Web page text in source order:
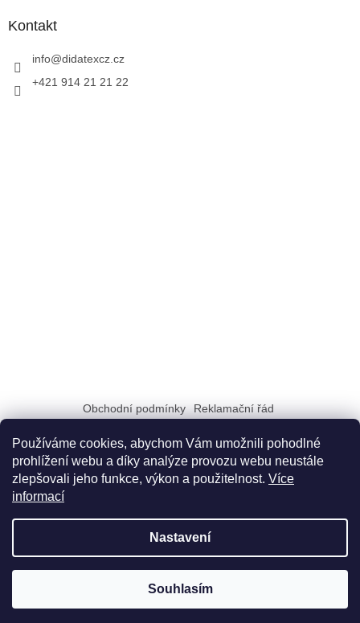
Používáme cookies, abychom Vám umožnili pohodlné
prohlížení webu a díky analýze provozu webu neustále
zlepšovali jeho funkce, výkon a použitelnost. Více
informací
Nastavení
Souhlasím
Kontakt
info@didatexcz.cz
+421 914 21 21 22
Obchodní podmínky
Reklamační řád
Doprava a možnosti platby
Dokumenty na stiahnutie
Vytvořil Shoptet
Didatex.cz. Všechna práva vyhrazena.